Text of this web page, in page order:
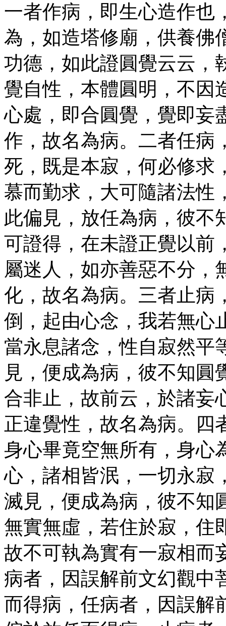
一者作病，即生心造作也
為，如造塔修廟，供養佛
功德，如此證圓覺云云，
覺自性，本體圓明，不因
心處，即合圓覺，覺即妄
作，故名為病。二者任病
死，既是本寂，何必修求
慕而勤求，大可隨諸法性
此偏見，放任為病，彼不
可證得，在未證正覺以前
屬迷人，如亦善惡不分，
化，故名為病。三者止病
倒，起由心念，我若無心
當永息諸念，性自寂然平
見，便成為病，彼不知
合非止，故前云，於諸妄
正違覺性，故名為病。四
身心畢竟空無所有，身心
心，諸相皆泯，一切永寂
滅見，便成為病，彼不知
無實無虛，若住於寂，住
故不可執為實有一寂相而
病者，因誤解前文幻觀中
而得病，任病者，因誤解